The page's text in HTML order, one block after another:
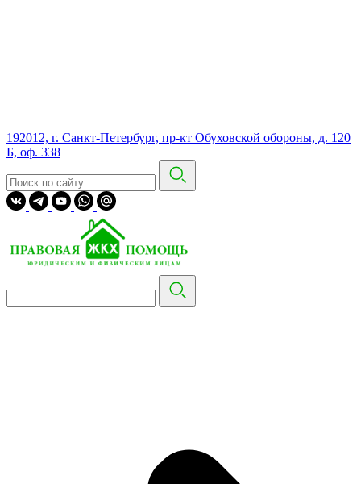
192012, г. Санкт-Петербург, пр-кт Обуховской обороны, д. 120
Б, оф. 338